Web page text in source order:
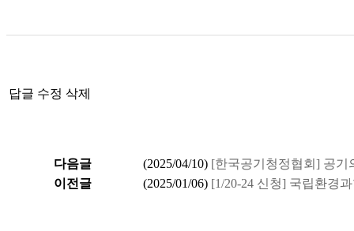
답글 수정 삭제
다음글 (2025/04/10) [한국공기청정협회] 공기
이전글
(2025/01/06) [1/20-24 신청] 국립환경